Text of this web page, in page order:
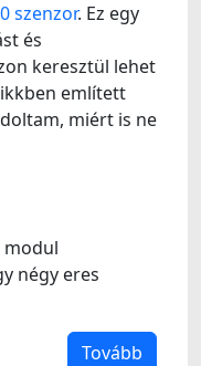
szenzor. Ez egy
és
keresztül lehet
említett
miért is ne
modul
négy eres
Tovább